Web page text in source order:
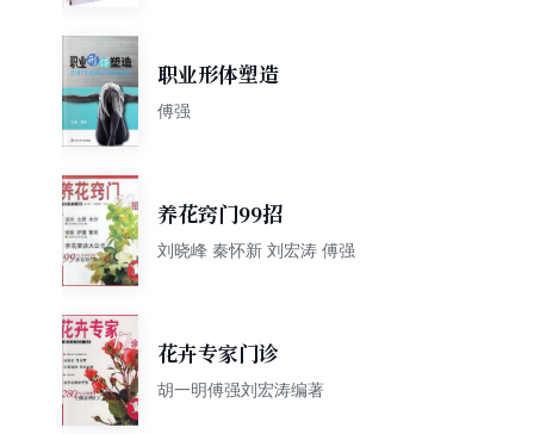
职业形体塑造
傅强
养花窍门99招
刘晓峰 秦怀新 刘宏涛 傅强
花卉专家门诊
胡一明傅强刘宏涛编著